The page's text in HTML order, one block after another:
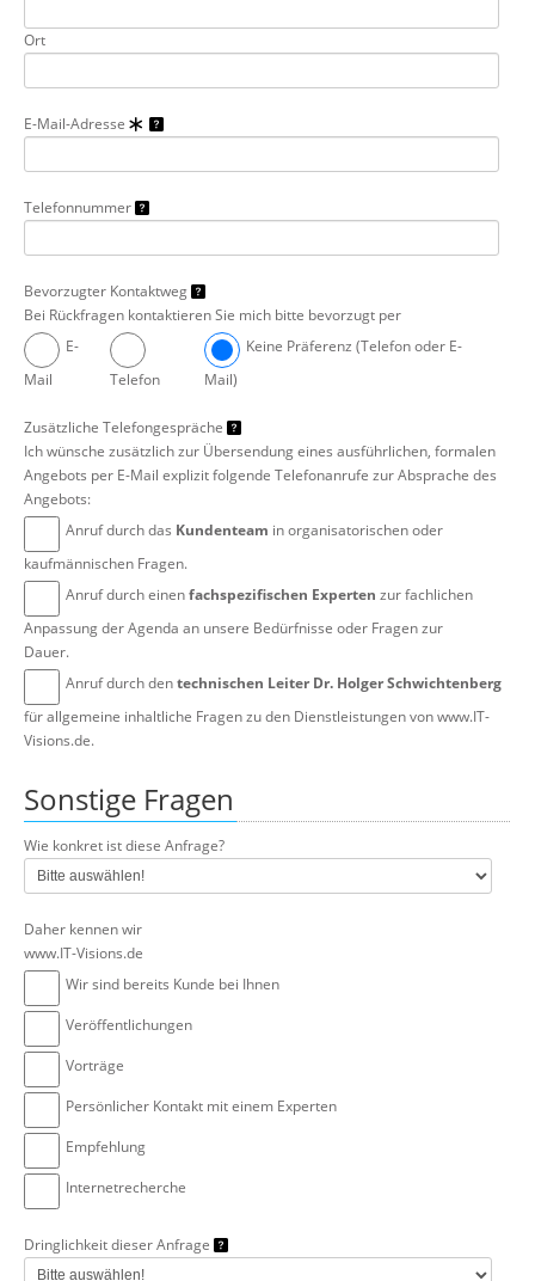
Ort
E-Mail-Adresse
Telefonnummer
Bevorzugter Kontaktweg
Bei Rückfragen kontaktieren Sie mich bitte bevorzugt per
E-
Mail
Telefon
Keine Präferenz (Telefon oder E-
Mail)
Zusätzliche Telefongespräche
Ich wünsche zusätzlich zur Übersendung eines ausführlichen, formalen
Angebots per E-Mail explizit folgende Telefonanrufe zur Absprache des
Angebots:
Anruf durch das Kundenteam in organisatorischen oder
kaufmännischen Fragen.
Anruf durch einenfachspezifischen Experten zur fachlichen
Anpassung der Agenda an unsere Bedürfnisse oder Fragen zur
Dauer.
Anruf durch dentechnischen Leiter Dr. Holger Schwichtenberg
für allgemeine inhaltliche Fragen zu den Dienstleistungen von www.IT-
Visions.de.
Sonstige Fragen
Wie konkret ist diese Anfrage?
Daher kennen wir
www.IT-Visions.de
Wir sind bereits Kunde bei Ihnen
Veröffentlichungen
Vorträge
Persönlicher Kontakt mit einem Experten
Empfehlung
Internetrecherche
Dringlichkeit dieser Anfrage